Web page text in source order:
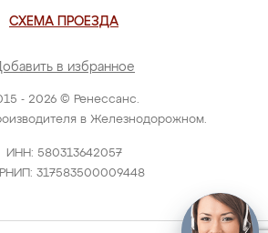
- 2026 © Ренессанс.
в Железнодорожном.
ИНН: 580313642057
317583500009448
СХЕМА ПРОЕЗДА
в избранное